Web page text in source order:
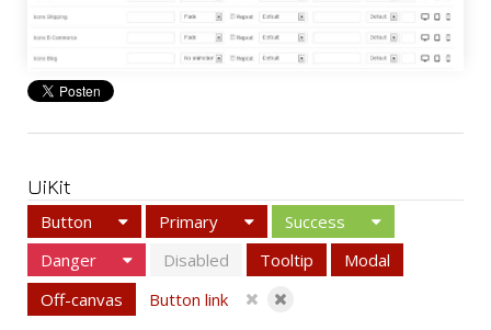
UiKit
Button Primary
Success
Danger
Disabled Tooltip
Modal
Off-canvas
Button link